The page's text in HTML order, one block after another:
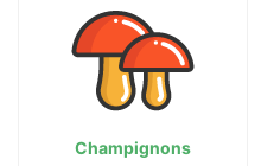
Champignons